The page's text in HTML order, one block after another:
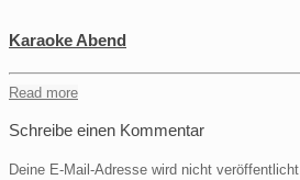
Karaoke Abend
Read more
Schreibe einen Kommentar
Deine E-Mail-Adresse wird nicht veröffentlicht.